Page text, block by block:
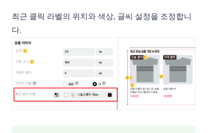
최근 클릭 라벨의 위치와 색상, 글씨 설정을 조정합니
다.